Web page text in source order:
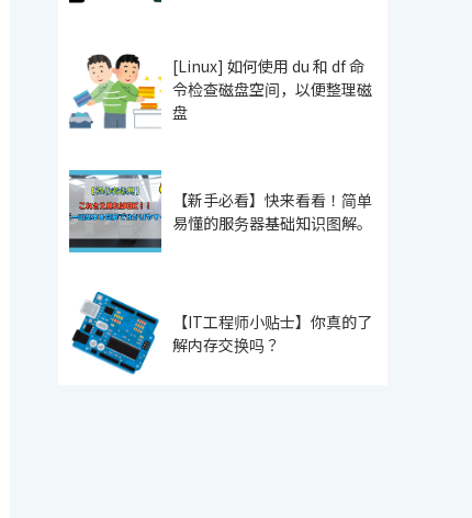
[Linux] 如何使用 du 和 df 命
令检查磁盘空间，以便整理磁
盘
【新手必看】快来看看！简单
易懂的服务器基础知识图解。
【IT工程师小贴士】你真的了
解内存交换吗？